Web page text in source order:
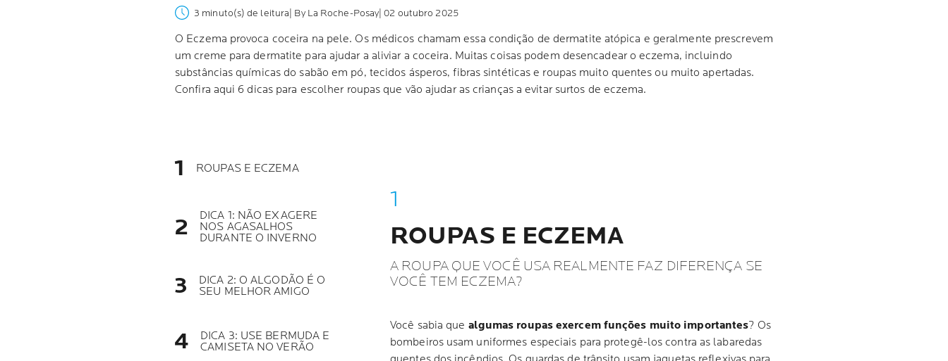
3 minuto(s) de leitura | By La Roche-Posay | 02 outubro 2025
O Eczema provoca coceira na pele. Os médicos chamam essa condição de dermatite atópica e geralmente prescrevem
um creme para dermatite para ajudar a aliviar a coceira. Muitas coisas podem desencadear o eczema, incluindo
substâncias químicas do sabão em pó, tecidos ásperos, fibras sintéticas e roupas muito quentes ou muito apertadas.
Confira aqui 6 dicas para escolher roupas que vão ajudar as crianças a evitar surtos de eczema.
ROUPAS E ECZEMA
DICA 1: NÃO EXAGERE
NOS AGASALHOS
DURANTE O INVERNO
DICA 2: O ALGODÃO É O
SEU MELHOR AMIGO
DICA 3: USE BERMUDA E
CAMISETA NO VERÃO
ROUPAS E ECZEMA
A ROUPA QUE VOCÊ USA REALMENTE FAZ DIFERENÇA SE
VOCÊ TEM ECZEMA?
Você sabia que algumas roupas exercem funções muito importantes? Os
bombeiros usam uniformes especiais para protegê-los contra as labaredas